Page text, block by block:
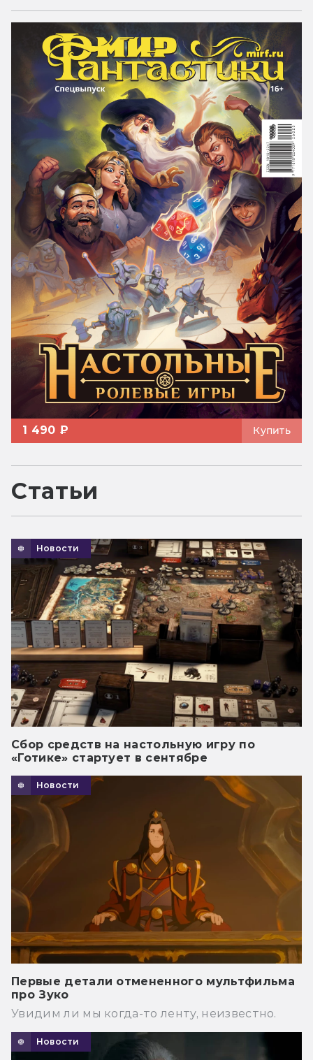
1 490 ₽ Купить
Статьи
Новости
Сбор средств на настольную игру по
«Готике» стартует в сентябре
Новости
Первые детали отмененного мультфильма
про Зуко
Увидим ли мы когда-то ленту, неизвестно.
Новости